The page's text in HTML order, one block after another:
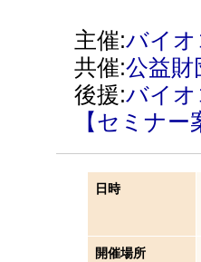
主催:バイ
共催:公益財
後援:バイ
【セミナ
日時
開催場所